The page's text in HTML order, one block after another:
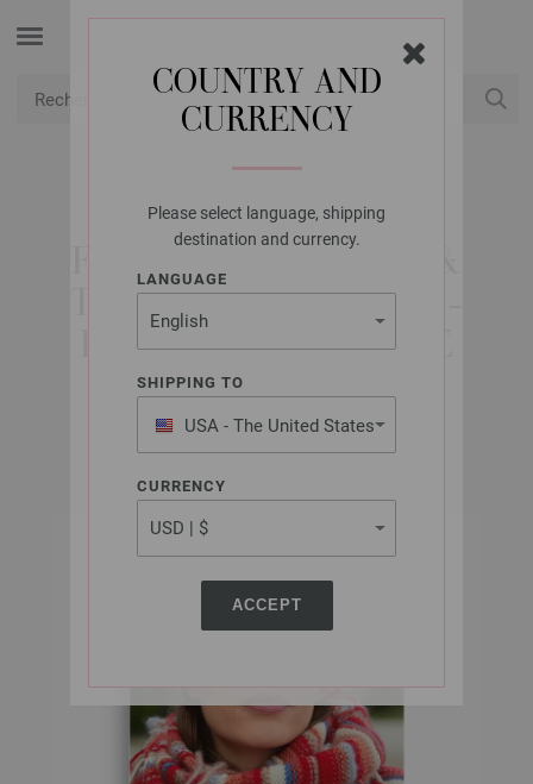
COUNTRY AND
CURRENCY
Please select language, shipping
destination and currency.
LANGUAGE
SHIPPING TO
USA - The United States
of America
CURRENCY
ACCEPT
LANA GROSSA
FILATI CROCHETER &
TRICOTER NO. 34/74 -
ÉDITION FRANÇAISE